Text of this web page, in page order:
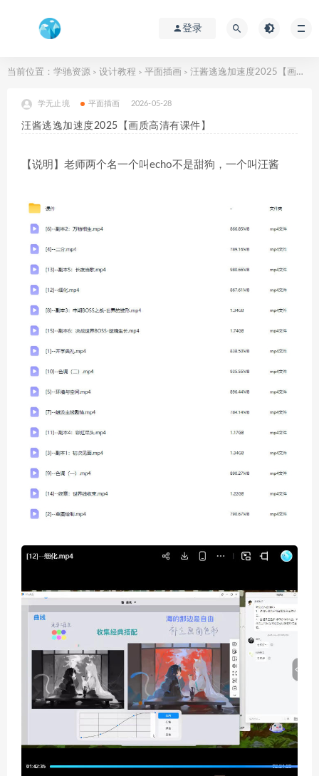
登录
当前位置： 学驰资源 > 设计教程 > 平面插画 > 汪酱逃逸加速度2025【画质高清有课件】
学无止境 平面插画 2026-05-28
汪酱逃逸加速度2025【画质高清有课件】
【说明】老师两个名一个叫echo不是甜狗，一个叫汪酱